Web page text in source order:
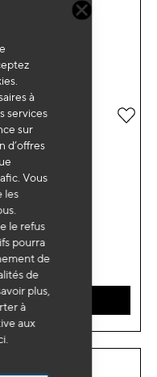
à
services
sur
d’offres
Vous
les
le refus
pourra
de
de
plus,
à
aux
AU PANIER